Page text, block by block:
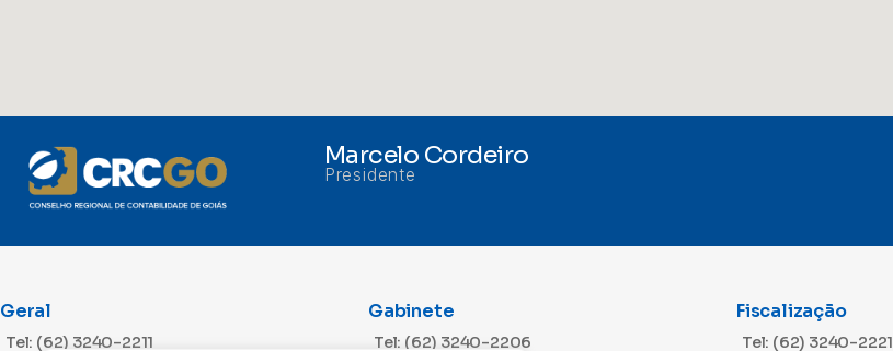
Marcelo Cordeiro
Presidente
Geral
Tel: (62) 3240-2211
Gabinete
Tel: (62) 3240-2206
Fiscalização
Tel: (62) 3240-2221